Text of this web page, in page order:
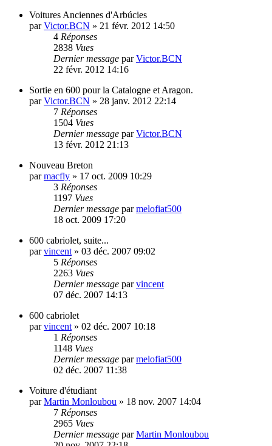
Voitures Anciennes d'Arbúcies
parVictor.BCN » 21 févr. 2012 14:50
4 Réponses
2838 Vues
Dernier message parVictor.BCN
22 févr. 2012 14:16
Sortie en 600 pour la Catalogne et Aragon.
parVictor.BCN » 28 janv. 2012 22:14
7 Réponses
1504 Vues
Dernier message parVictor.BCN
13 févr. 2012 21:13
Nouveau Breton
parmacfly » 17 oct. 2009 10:29
3 Réponses
1197 Vues
Dernier message parmelofiat500
18 oct. 2009 17:20
600 cabriolet, suite...
parvincent » 03 déc. 2007 09:02
5 Réponses
2263 Vues
Dernier message parvincent
07 déc. 2007 14:13
600 cabriolet
parvincent » 02 déc. 2007 10:18
1 Réponses
1148 Vues
Dernier message parmelofiat500
02 déc. 2007 11:38
Voiture d'étudiant
parMartin Monloubou » 18 nov. 2007 14:04
7 Réponses
2965 Vues
Dernier message parMartin Monloubou